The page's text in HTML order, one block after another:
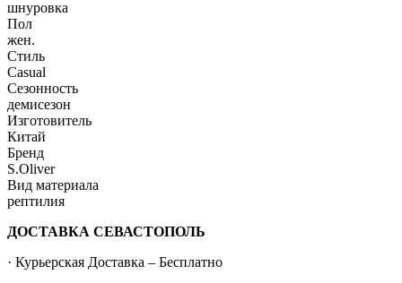
шнуровка
Пол
жен.
Стиль
Casual
Сезонность
демисезон
Изготовитель
Китай
Бренд
S.Oliver
Вид материала
рептилия
ДОСТАВКА СЕВАСТОПОЛЬ
· Курьерская Доставка – Бесплатно